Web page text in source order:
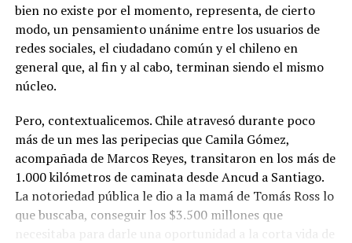
bien no existe por el momento, representa, de cierto
modo, un pensamiento unánime entre los usuarios de
redes sociales, el ciudadano común y el chileno en
general que, al fin y al cabo, terminan siendo el mismo
núcleo.
Pero, contextualicemos. Chile atravesó durante poco
más de un mes las peripecias que Camila Gómez,
acompañada de Marcos Reyes, transitaron en los más de
1.000 kilómetros de caminata desde Ancud a Santiago.
La notoriedad pública le dio a la mamá de Tomás Ross lo
que buscaba, conseguir los $3.500 millones que
necesitaba para darle una oportunidad a la corta vida de